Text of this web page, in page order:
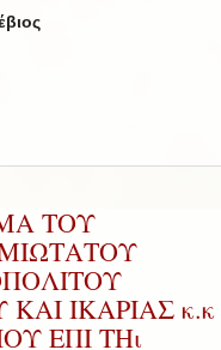
ΤΟΥ
ΙΚΑΡΙΑΣ κ.κ
ΕΠΙ ΤΗι